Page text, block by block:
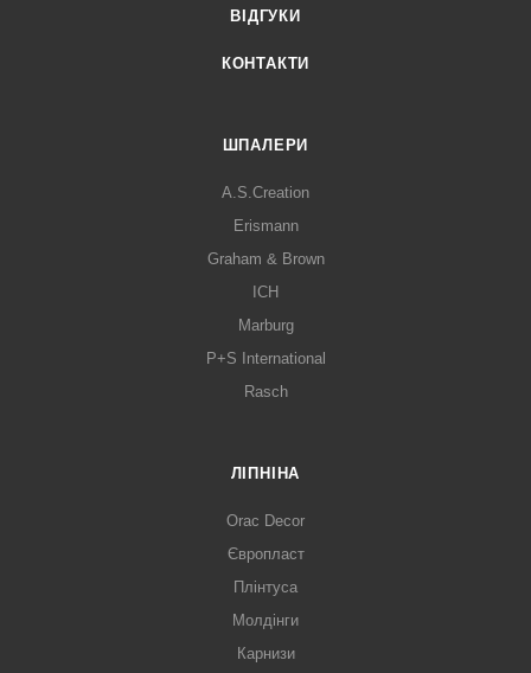
ВІДГУКИ
КОНТАКТИ
ШПАЛЕРИ
A.S.Creation
Erismann
Graham & Brown
ICH
Marburg
P+S International
Rasch
ЛІПНІНА
Orac Decor
Європласт
Плінтуса
Молдінги
Карнизи